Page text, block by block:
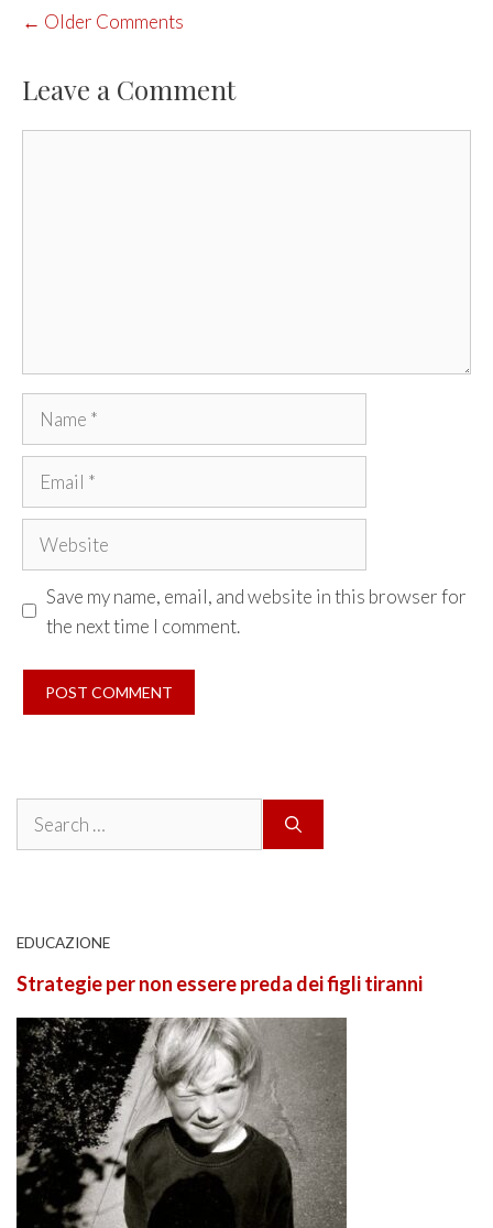
COMMENT
← Older Comments
Leave a Comment
Name
Email
Website
Save my name, email, and website in this browser for
the next time I comment.
Search
EDUCAZIONE
Strategie per non essere preda dei figli tiranni